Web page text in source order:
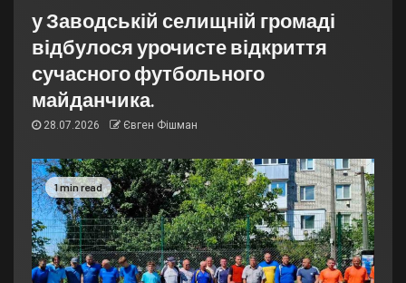
у Заводській селищній громаді
відбулося урочисте відкриття
сучасного футбольного
майданчика.
28.07.2026 Євген Фішман
1 min read